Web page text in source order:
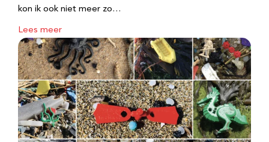
kon ik ook niet meer zo…
Lees meer